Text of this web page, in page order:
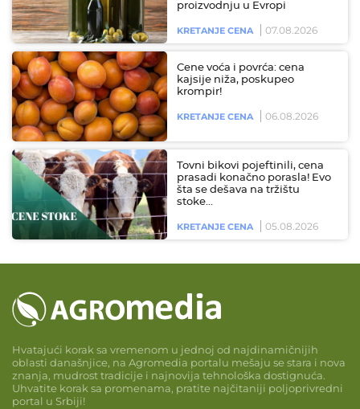
proizvodnju u Evropi
KRETANJE CENA 07.08.2026
Cene voća i povrća: cena
kajsije niža, poskupeo
krompir!
KRETANJE CENA 06.08.2026
Tovni bikovi pojeftinili, cena
prasadi konačno porasla! Evo
šta se dešava na tržištu
stoke…
KRETANJE CENA 05.08.2026
Hvatajući korak sa vremenom u jednoj od najdinamičnijih
oblasti današnjice, na Agromedia portalu mešaju se stara i nova
znanja, mudrost tradicije i najnovija tehnološka dostignuća.
Uhvatite korak sa promenama, pratite najčitaniji poljoprivredni
portal u Srbiji!